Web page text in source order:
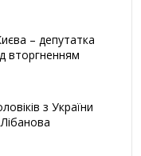
– депутатка
вторгненням
з України